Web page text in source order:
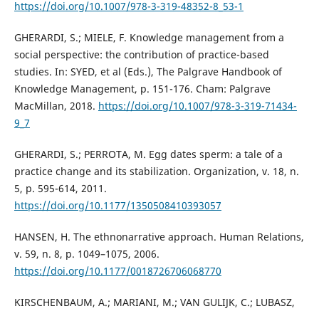
https://doi.org/10.1007/978-3-319-48352-8_53-1
GHERARDI, S.; MIELE, F. Knowledge management from a
social perspective: the contribution of practice-based
studies. In: SYED, et al (Eds.), The Palgrave Handbook of
Knowledge Management, p. 151-176. Cham: Palgrave
MacMillan, 2018. https://doi.org/10.1007/978-3-319-71434-
9_7
GHERARDI, S.; PERROTA, M. Egg dates sperm: a tale of a
practice change and its stabilization. Organization, v. 18, n.
5, p. 595-614, 2011.
https://doi.org/10.1177/1350508410393057
HANSEN, H. The ethnonarrative approach. Human Relations,
v. 59, n. 8, p. 1049–1075, 2006.
https://doi.org/10.1177/0018726706068770
KIRSCHENBAUM, A.; MARIANI, M.; VAN GULIJK, C.; LUBASZ,